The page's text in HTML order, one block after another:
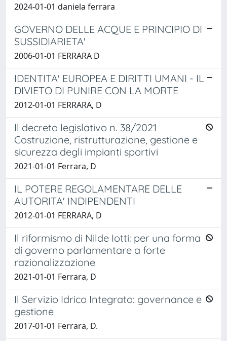
2024-01-01 daniela ferrara
GOVERNO DELLE ACQUE E PRINCIPIO DI
SUSSIDIARIETA'
2006-01-01 FERRARA D
IDENTITA' EUROPEA E DIRITTI UMANI - IL
DIVIETO DI PUNIRE CON LA MORTE
2012-01-01 FERRARA, D
Il decreto legislativo n. 38/2021
Costruzione, ristrutturazione, gestione e
sicurezza degli impianti sportivi
2021-01-01 Ferrara, D
IL POTERE REGOLAMENTARE DELLE
AUTORITA' INDIPENDENTI
2012-01-01 FERRARA, D
Il riformismo di Nilde Iotti: per una forma
di governo parlamentare a forte
razionalizzazione
2021-01-01 Ferrara, D
Il Servizio Idrico Integrato: governance e
gestione
2017-01-01 Ferrara, D.